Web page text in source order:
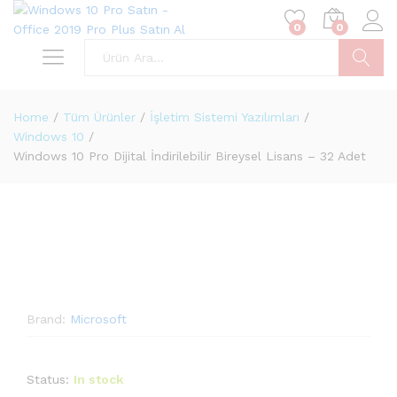
0 0
Home / Tüm Ürünler / İşletim Sistemi Yazılımları /
Windows 10 /
Windows 10 Pro Dijital İndirilebilir Bireysel Lisans – 32 Adet
Brand: Microsoft
Status: In stock